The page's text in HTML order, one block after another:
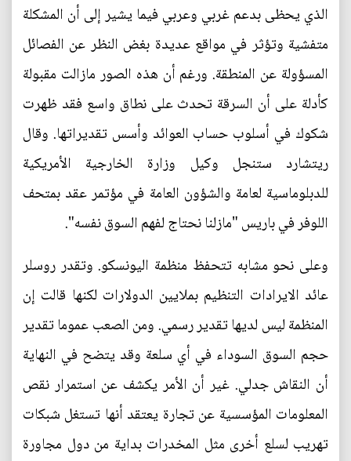
الذي يحظى بدعم غربي وعربي فيما يشير إلى أن المشكلة
متفشية وتؤثر في مواقع عديدة بغض النظر عن الفصائل
المسؤولة عن المنطقة. ورغم أن هذه الصور مازالت مقبولة
كأدلة على أن السرقة تحدث على نطاق واسع فقد ظهرت
شكوك في أسلوب حساب العوائد وأسس تقديراتها. وقال
ريتشارد ستنجل وكيل وزارة الخارجية الأمريكية
للدبلوماسية لعامة والشؤون العامة في مؤتمر عقد بمتحف
اللوفر في باريس "مازلنا نحتاج لفهم السوق نفسه".
وعلى نحو مشابه تتحفظ منظمة اليونسكو. وتقدر روسلر
عائد الايرادات التنظيم بملايين الدولارات لكنها قالت إن
المنظمة ليس لديها تقدير رسمي. ومن الصعب عموما تقدير
حجم السوق السوداء في أي سلعة وقد يتضح في النهاية
أن النقاش جدلي. غير أن الأمر يكشف عن استمرار نقص
المعلومات المؤسسية عن تجارة يعتقد أنها تستغل شبكات
تهريب لسلع أخرى مثل المخدرات بداية من دول مجاورة